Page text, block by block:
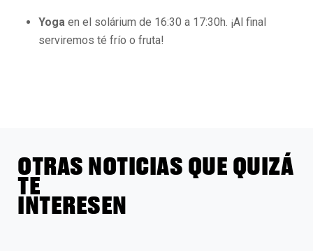
Yoga en el solárium de 16:30 a 17:30h. ¡Al final
serviremos té frío o fruta!
OTRAS NOTICIAS QUE QUIZÁ
TE
INTERESEN